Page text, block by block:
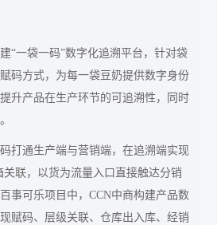
“一袋一码”数字化追溯平台，针对袋
码方式，为每一袋豆奶提供数字身份
升产品在生产环节的可追溯性，同时
打通生产端与营销端，在追溯端实现
联，以货为流量入口直接触达分销
事可乐项目中，CCN中商构建产品数
赋码、层级关联、仓库出入库、经销